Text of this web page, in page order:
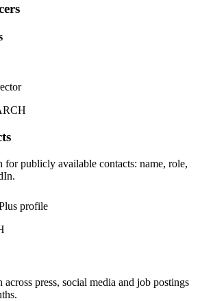
for publicly available contacts: name, role,
profile
press, social media and job postings